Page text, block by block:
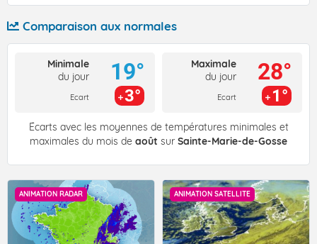
Comparaison aux normales
Minimale
du jour
Ecart
19°
3°
Maximale
du jour
Ecart
28°
1°
Écarts avec les moyennes de températures minimales et
maximales du mois de août sur Sainte-Marie-de-Gosse
ANIMATION RADAR ANIMATION SATELLITE